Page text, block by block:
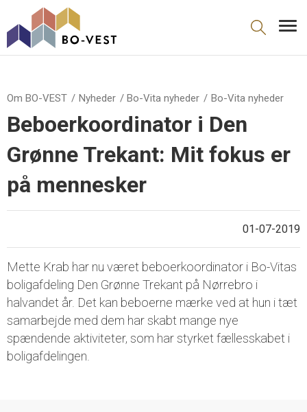
gå til indhold
Om BO-VEST Nyheder Bo-Vita nyheder Bo-Vita nyheder
Beboerkoordinator i Den
Grønne Trekant: Mit fokus er
på mennesker
01-07-2019
Mette Krab har nu været beboerkoordinator i Bo-Vitas
boligafdeling Den Grønne Trekant på Nørrebro i
halvandet år. Det kan beboerne mærke ved at hun i tæt
samarbejde med dem har skabt mange nye
spændende aktiviteter, som har styrket fællesskabet i
boligafdelingen.